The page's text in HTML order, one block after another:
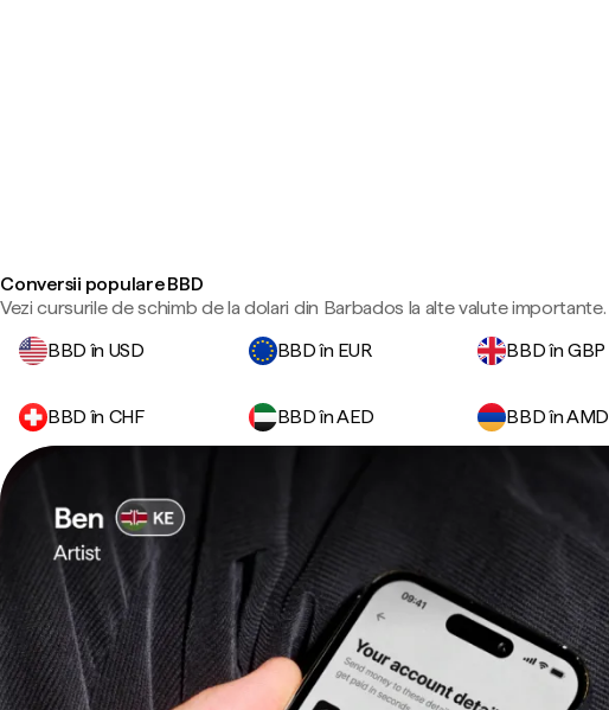
Conversii populare BBD
Vezi cursurile de schimb de la dolari din Barbados la alte valute importante.
BBD în USD
BBD în EUR BBD în GBP
BBD în CHF BBD în AED BBD în AMD